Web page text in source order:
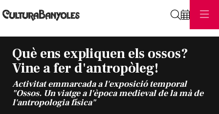
Què ens expliquen els ossos?
Vine a fer d'antropòleg!
Activitat emmarcada a l'exposició temporal
"Ossos. Un viatge a l'època medieval de la mà de
l'antropologia física"